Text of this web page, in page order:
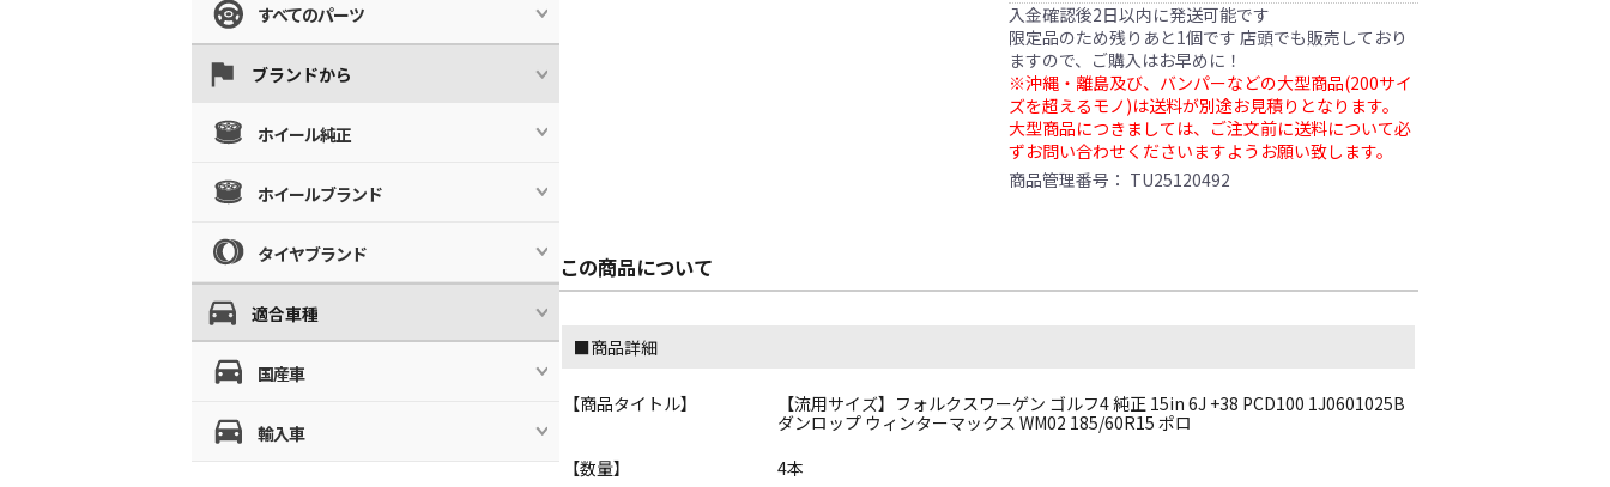
入金確認後2日以内に発送可能です
限定品のため残りあと1個です 店頭でも販売しており
ますので、ご購入はお早めに！
※沖縄・離島及び、バンパーなどの大型商品(200サイ
ズを超えるモノ)は送料が別途お見積りとなります。
大型商品につきましては、ご注文前に送料について必
ずお問い合わせくださいますようお願い致します。
商品管理番号： TU25120492
この商品について
■商品詳細
【商品タイトル】
【流用サイズ】フォルクスワーゲン ゴルフ4 純正 15in 6J +38 PCD100 1J0601025B
ダンロップ ウィンターマックス WM02 185/60R15 ポロ
【数量】
4本
すべてのパーツ
ブランドから
ホイール純正
ホイールブランド
タイヤブランド
適合車種
国産車
輸入車